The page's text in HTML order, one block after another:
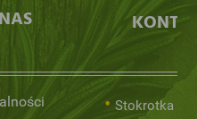
Stokrotka